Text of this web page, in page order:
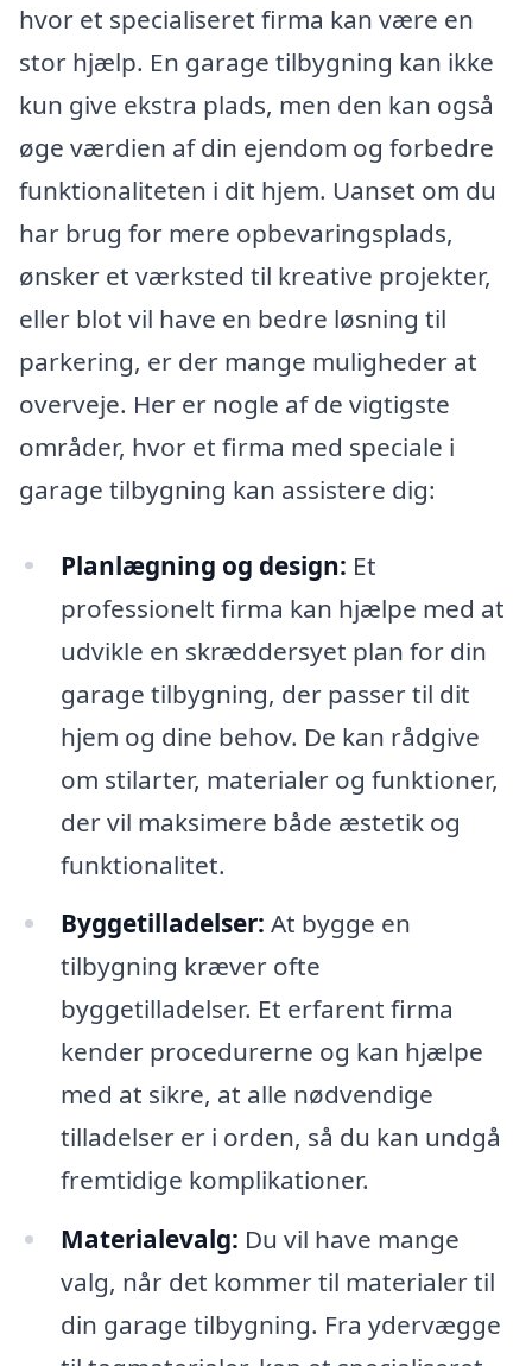
hvor et specialiseret firma kan være en
stor hjælp. En garage tilbygning kan ikke
kun give ekstra plads, men den kan også
øge værdien af din ejendom og forbedre
funktionaliteten i dit hjem. Uanset om du
har brug for mere opbevaringsplads,
ønsker et værksted til kreative projekter,
eller blot vil have en bedre løsning til
parkering, er der mange muligheder at
overveje. Her er nogle af de vigtigste
områder, hvor et firma med speciale i
garage tilbygning kan assistere dig:
Planlægning og design: Et
professionelt firma kan hjælpe med at
udvikle en skræddersyet plan for din
garage tilbygning, der passer til dit
hjem og dine behov. De kan rådgive
om stilarter, materialer og funktioner,
der vil maksimere både æstetik og
funktionalitet.
Byggetilladelser: At bygge en
tilbygning kræver ofte
byggetilladelser. Et erfarent firma
kender procedurerne og kan hjælpe
med at sikre, at alle nødvendige
tilladelser er i orden, så du kan undgå
fremtidige komplikationer.
Materialevalg: Du vil have mange
valg, når det kommer til materialer til
din garage tilbygning. Fra ydervægge